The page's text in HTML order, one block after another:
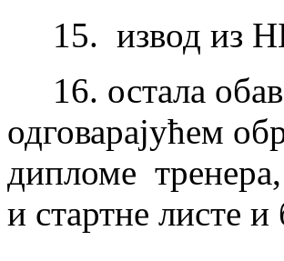
15. извод из
16. остала
одговарајућем
дипломе
и стартне листе